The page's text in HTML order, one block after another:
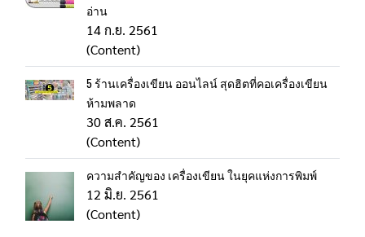
อ่าน
14 ก.ย. 2561
(Content)
5 ร้านเครื่องเขียน ออนไลน์ สุดฮิตที่คอเครื่องเขียน
ห้ามพลาด
30 ส.ค. 2561
(Content)
ความสำคัญของ เครื่องเขียน ในยุคแห่งการพิมพ์
12 มิ.ย. 2561
(Content)